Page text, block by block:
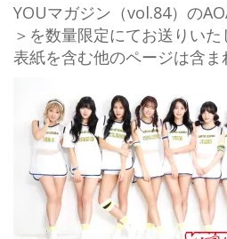
YOUマガジン（vol.84）の
＞を数量限定にてお送りいた
表紙を含む他のページは含ま